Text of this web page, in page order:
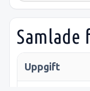
Samlade
Uppgift